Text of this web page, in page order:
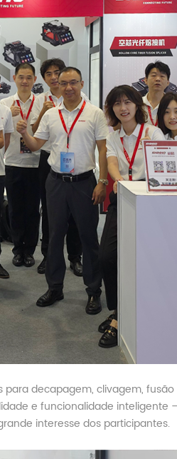
decapagem, clivagem,
e funcionalidade
interesse dos participantes.